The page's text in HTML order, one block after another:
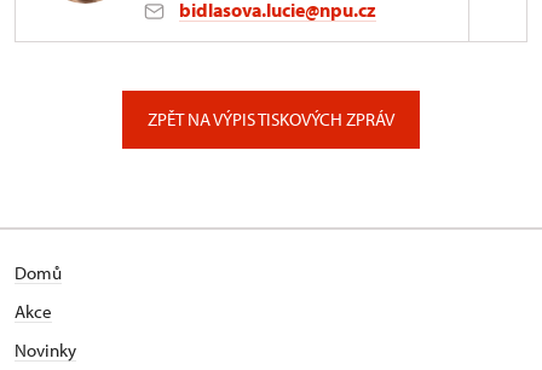
bidlasova.lucie@npu.cz
ZPĚT NA VÝPIS TISKOVÝCH ZPRÁV
Domů
Akce
Novinky